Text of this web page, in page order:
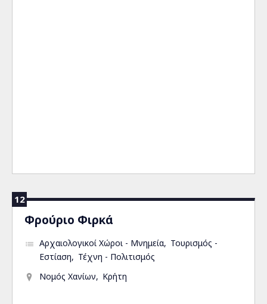
12
Φρούριο Φιρκά
Αρχαιολογικοί Χώροι - Μνημεία
Τουρισμός -
Εστίαση
Τέχνη - Πολιτισμός
Νομός Χανίων
Κρήτη